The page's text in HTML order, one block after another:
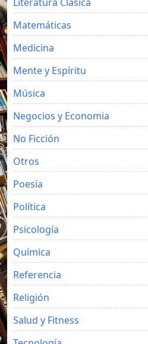
Matemáticas
Medicina
Mente y Espíritu
Música
Negocios y Economia
No Ficción
Otros
Poesía
Política
Psicología
Química
Referencia
Religión
Salud y Fitness